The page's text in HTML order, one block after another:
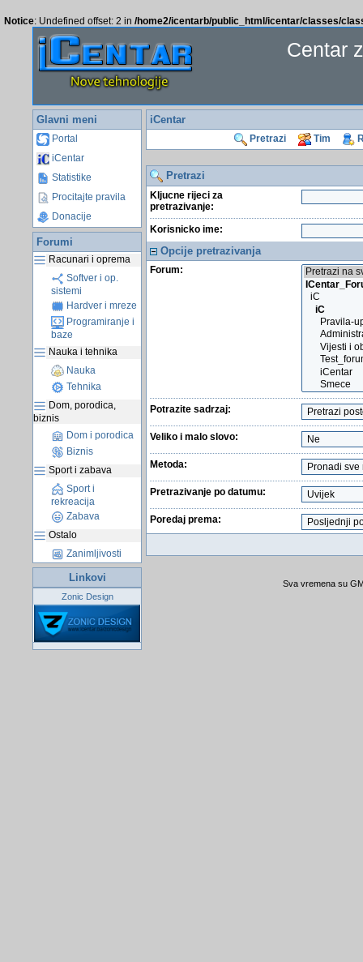
Notice: Undefined offset: 2 in /home2/icentarb/public_html/icentar/classes/
Centar
Glavni meni
Portal
iCentar
Statistike
Procitajte pravila
Donacije
Forumi
Racunari i oprema
Softver i op.
sistemi
Hardver i mreze
Programiranje i
baze
Nauka i tehnika
Nauka
Tehnika
Dom, porodica,
biznis
Dom i porodica
Biznis
Sport i zabava
Sport i
rekreacija
Zabava
Ostalo
Zanimljivosti
Linkovi
Zonic Design
iCentar
Pretrazi Tim
Pretrazi
Kljucne rijeci za
pretrazivanje:
Korisnicko ime:
Opcije pretrazivanja
Forum:
Potrazite sadrzaj:
Veliko i malo slovo:
Metoda:
Pretrazivanje po datumu:
Poredaj prema:
Sva vremena su